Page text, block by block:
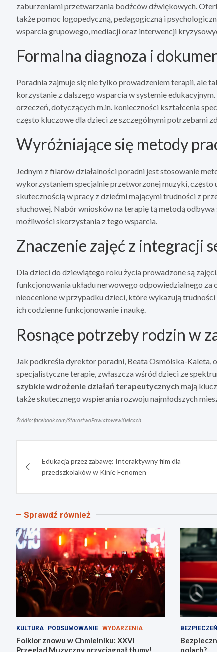
zaburzeniami przetwarzania bodźców dźwiękowych.
także pomoc logopedyczną, pedagogiczną i
wsparcia grupowego, mediacji oraz interwencji
Formalna diagnoza i
Poradnia zajmuje się nie tylko prowadzeniem terapii, ale
korzystanie z dalszego wsparcia w systemie
orzeczeń, dotyczących m.in. konieczności kształcenia
często kluczowe dla dzieci ze szczególnymi potrzebami
Wyróżniające się metody
Jednym z filarów działalności poradni jest stosowanie
wykorzystaniem specjalnie przetworzonej muzyki,
skutecznością w pracy z dziećmi mającymi trudności z
słuchowej. Nabór wniosków na terapię tą metodą
możliwości skorzystania z tego wsparcia.
Znaczenie zajęć z integracji
Dla dzieci do dziewiątego roku życia prowadzone są
funkcjonowania układu nerwowego odpowiedzialnego za
nieocenione w przypadku dzieci, które wykazują
ich codzienne funkcjonowanie i naukę.
Rosnące potrzeby rodzin w
Jak podkreśla dyrektor poradni, Beata Osmólska-Kaleta,
specjalistyczne terapie, zwłaszcza wśród dzieci ze
szybkie wdrożenie działań terapeutycznych mają
także skutecznego wspierania rozwoju najmłodszych
Źródło: facebook.com/StarostwoPowiatowewKielcach
wpisuEdukacja przez zabawę: Interaktywny film dla
przedszkolaków w Kinie Fenomen
Sprawdź również
KULTURA PODSUMOWANIE WYDARZENIA
Folklor znowu w Chmielniku: XXVI
Przegląd Muzyczny przyciągnął tłumy!
polach?